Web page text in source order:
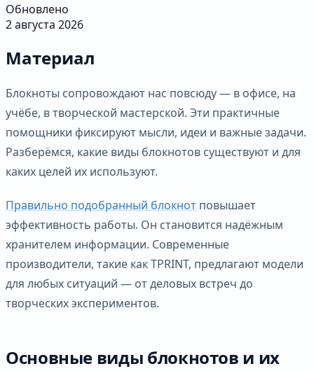
Обновлено
2 августа 2026
Материал
Блокноты сопровождают нас повсюду — в офисе, на
учёбе, в творческой мастерской. Эти практичные
помощники фиксируют мысли, идеи и важные задачи.
Разберёмся, какие виды блокнотов существуют и для
каких целей их используют.
Правильно подобранный блокнот повышает
эффективность работы. Он становится надёжным
хранителем информации. Современные
производители, такие как TPRINT, предлагают модели
для любых ситуаций — от деловых встреч до
творческих экспериментов.
Основные виды блокнотов и их